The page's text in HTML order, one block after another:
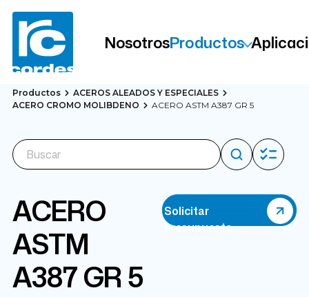
NosotrosProductos
Productos
ACEROS ALEADOS Y ESPECIALES
ACERO CROMO MOLIBDENO
ACERO ASTM A387 GR 5
ACERO
ASTM
A387 GR 5
Solicitar
presupuesto